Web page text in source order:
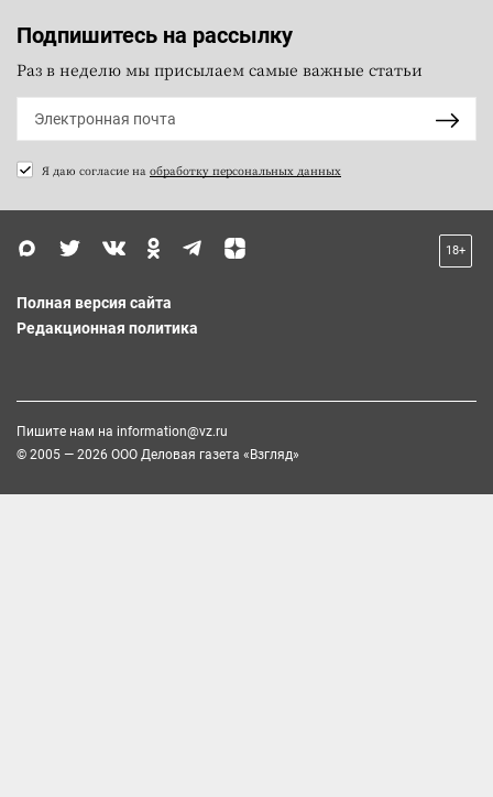
Подпишитесь на рассылку
Раз в неделю мы присылаем самые важные статьи
Я даю согласие на обработку персональных данных
18+
Полная версия сайта
Редакционная политика
Пишите нам на information@vz.ru
© 2005 — 2026 ООО Деловая газета «Взгляд»